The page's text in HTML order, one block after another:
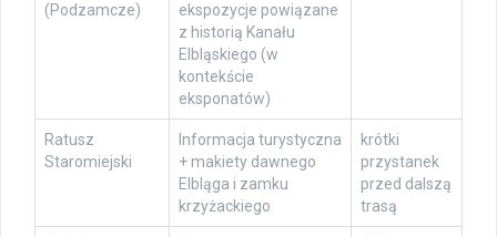
(Podzamcze)
ekspozycje powiązane
z historią Kanału
Elbląskiego (w
kontekście
eksponatów)
Ratusz
Staromiejski
Informacja turystyczna
+ makiety dawnego
Elbląga i zamku
krzyżackiego
krótki
przystanek
przed dalszą
trasą